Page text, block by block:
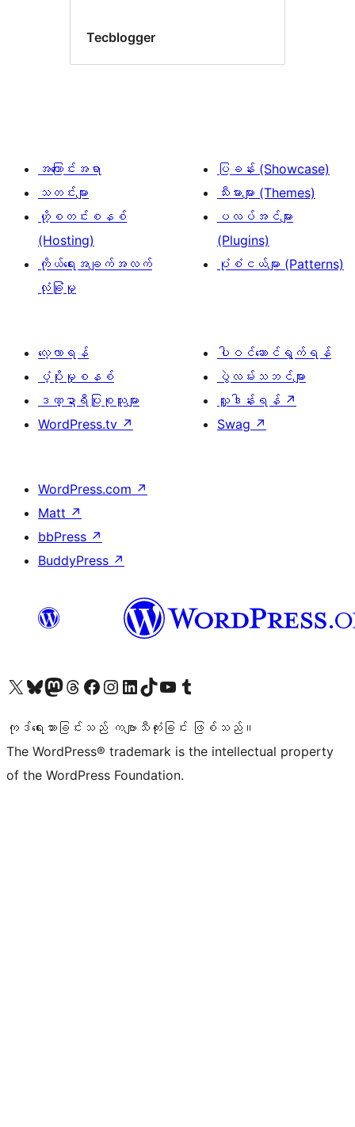
Tecblogger
အကြောင်းအရာ
သတင်းများ
ဟို့စတင်းစနစ်
(Hosting)
ကိုယ်ရေးအချက်အလက်
လုံခြုံမှု
ပြခန်း (Showcase)
သီးမားများ (Themes)
ပလပ်အင်များ
(Plugins)
ပုံစံငယ်များ (Patterns)
လေ့လာရန်
ပံ့ပိုးမှုစနစ်
ဒဏ္ဍာရီပြုစုသူများ
WordPress.tv ↗
ပါဝင်ဆောင်ရွက်ရန်
ပွဲလမ်းသဘင်များ
လှူဒါန်းရန် ↗
Swag ↗
WordPress.com ↗
Matt ↗
bbPress ↗
BuddyPress ↗
ကျွန်ုပ်တို့၏ X (ယခင် Twitter) အကောင့်သို့ သွားရောက်ကြည့်ရှုပါကျွန်ုပ်တို့၏ Bluesky အကောင့်သို့ ဝင်ရောက်ကြည့်ရှုရန်
ကျွန်ုပ်တို့၏ Mastodon အကောင့်သို့ သွားရောက်ကြည့်ရှုပါကျွန်ုပ်တို့၏ Threads အကောင့်သို့ ဝင်ရောက်ကြည့်ရှုရန်
ကျွန်ုပ်တို့၏ Facebook စာမျက်နှာသို့ သွားရောက်ကြည့်ရှုပါကျွန်ုပ်တို့၏ Instagram အကောင့်သို့ သွားရောက်ကြည့်ရှုပါ ကျွန်ုပ်တို့၏ LinkedIn အကောင့်သို့ သွားရောက်ကြည့်ရှုပါကျွန်ုပ်တို့၏ TikTok အကောင့်သို့ ဝင်ရောက်ကြည့်ရှုရန်
ကျွန်ုပ်တို့၏ YouTube ချန်နယ်သို့ သွားရောက်ကြည့်ရှုပါ ကျွန်ုပ်တို့၏ Tumblr အကောင့်သို့ ဝင်ရောက်ကြည့်ရှုရန်
ကုဒ်ရေးသားခြင်းသည် ကဗျာသီကုံးခြင်း ဖြစ်သည်။
The WordPress® trademark is the intellectual property
of the WordPress Foundation.